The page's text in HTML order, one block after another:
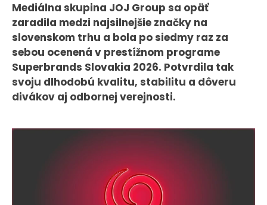
PRESS
Tlačové správy
B2B Rozhovory
VEREJNÉ VYSIELANIE MS 2026
KONTAKT
Mediálna skupina JOJ Group sa opäť
zaradila medzi najsilnejšie značky na
slovenskom trhu a bola po siedmy raz za
sebou ocenená v prestížnom programe
Superbrands Slovakia 2026. Potvrdila tak
svoju dlhodobú kvalitu, stabilitu a dôveru
divákov aj odbornej verejnosti.